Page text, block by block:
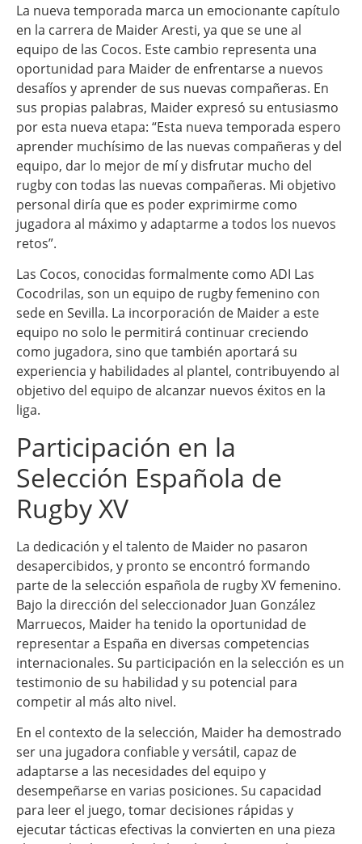
La nueva temporada marca un emocionante capítulo
en la carrera de Maider Aresti, ya que se une al
equipo de las Cocos. Este cambio representa una
oportunidad para Maider de enfrentarse a nuevos
desafíos y aprender de sus nuevas compañeras. En
sus propias palabras, Maider expresó su entusiasmo
por esta nueva etapa: “Esta nueva temporada espero
aprender muchísimo de las nuevas compañeras y del
equipo, dar lo mejor de mí y disfrutar mucho del
rugby con todas las nuevas compañeras. Mi objetivo
personal diría que es poder exprimirme como
jugadora al máximo y adaptarme a todos los nuevos
retos”.
Las Cocos, conocidas formalmente como ADI Las
Cocodrilas, son un equipo de rugby femenino con
sede en Sevilla. La incorporación de Maider a este
equipo no solo le permitirá continuar creciendo
como jugadora, sino que también aportará su
experiencia y habilidades al plantel, contribuyendo al
objetivo del equipo de alcanzar nuevos éxitos en la
liga.
Participación en la
Selección Española de
Rugby XV
La dedicación y el talento de Maider no pasaron
desapercibidos, y pronto se encontró formando
parte de la selección española de rugby XV femenino.
Bajo la dirección del seleccionador Juan González
Marruecos, Maider ha tenido la oportunidad de
representar a España en diversas competencias
internacionales. Su participación en la selección es un
testimonio de su habilidad y su potencial para
competir al más alto nivel.
En el contexto de la selección, Maider ha demostrado
ser una jugadora confiable y versátil, capaz de
adaptarse a las necesidades del equipo y
desempeñarse en varias posiciones. Su capacidad
para leer el juego, tomar decisiones rápidas y
ejecutar tácticas efectivas la convierten en una pieza